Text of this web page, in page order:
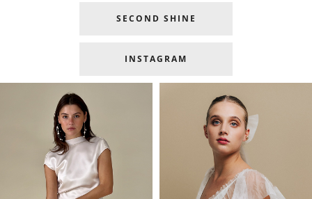
SECOND SHINE
INSTAGRAM